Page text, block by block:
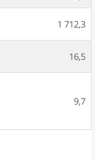
1 712,3
16,5
9,7